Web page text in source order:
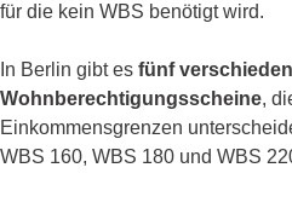
für die kein WBS benötigt wird.
In Berlin gibt es fünf
Wohnberechtigungsscheine,
Einkommensgrenzen
WBS 160, WBS 180 und WBS